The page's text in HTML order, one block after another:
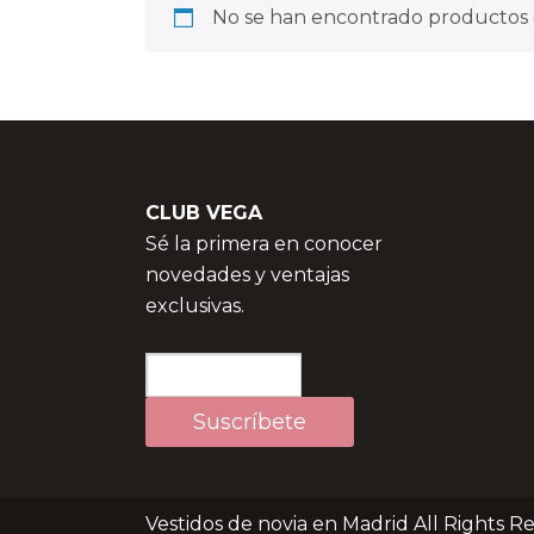
No se han encontrado
CLUB VEGA
Sé la primera en conocer
novedades y ventajas
exclusivas.
Vestidos de novia en Madrid All Rights